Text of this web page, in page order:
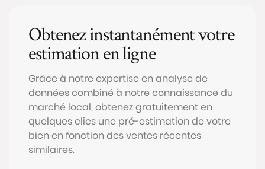
Obtenez instantanément votre
estimation en ligne
Grâce à notre expertise en analyse de
données combiné à notre connaissance du
marché local, obtenez gratuitement en
quelques clics une pré-estimation de votre
bien en fonction des ventes récentes
similaires.